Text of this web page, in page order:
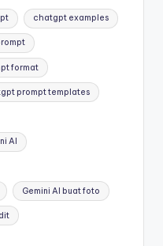
chatgpt examples
format
prompt templates
AI
Gemini AI buat foto